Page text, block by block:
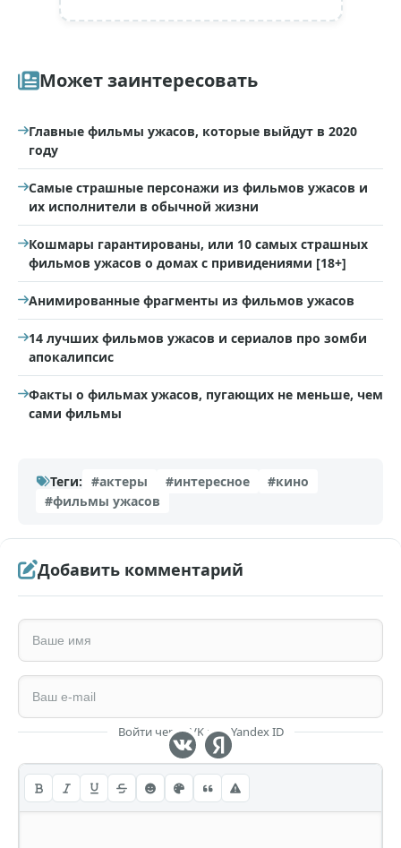
Может заинтересовать
Главные фильмы ужасов, которые выйдут в 2020
году
Самые страшные персонажи из фильмов ужасов и
их исполнители в обычной жизни
Кошмары гарантированы, или 10 самых страшных
фильмов ужасов о домах с привидениями [18+]
Анимированные фрагменты из фильмов ужасов
14 лучших фильмов ужасов и сериалов про зомби
апокалипсис
Факты о фильмах ужасов, пугающих не меньше, чем
сами фильмы
Теги: #актеры #интересное
#кино
#фильмы ужасов
Добавить комментарий
Войти через VK или Yandex ID